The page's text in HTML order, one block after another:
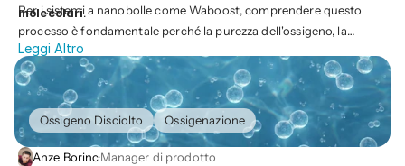
molecolari.
Per i sistemi a nanobolle come Waboost, comprendere questo
processo è fondamentale perché la purezza dell'ossigeno, la
stabilità della pressione e le dinamiche di flusso influenzano
direttamente le prestazioni dell'ossigeno disciolto.
Leggi Altro
Ossigeno Disciolto Ossigenazione
Anze Borinc·Manager di prodotto